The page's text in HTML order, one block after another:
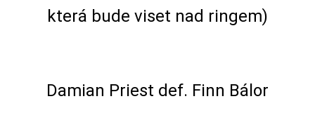
která bude viset nad ringem)
Damian Priest def. Finn Bálor